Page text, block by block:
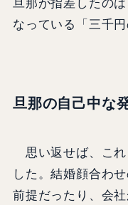
旦那が指差したの
なっている「三千
旦那の自己中な
思い返せば、これ
した。結婚顔合わ
前提だったり、会